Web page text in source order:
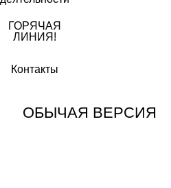
ГОРЯЧАЯ
ЛИНИЯ!
Контакты
ОБЫЧАЯ ВЕРСИЯ